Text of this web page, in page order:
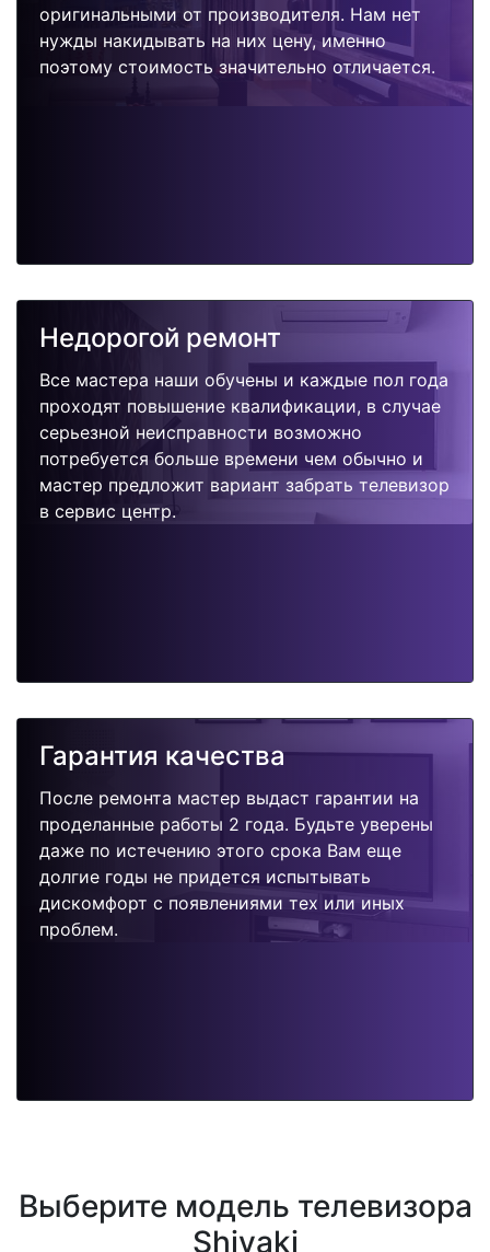
оригинальными от производителя. Нам нет
нужды накидывать на них цену, именно
поэтому стоимость значительно отличается.
Недорогой ремонт
Все мастера наши обучены и каждые пол года
проходят повышение квалификации, в случае
серьезной неисправности возможно
потребуется больше времени чем обычно и
мастер предложит вариант забрать телевизор
в сервис центр.
Гарантия качества
После ремонта мастер выдаст гарантии на
проделанные работы 2 года. Будьте уверены
даже по истечению этого срока Вам еще
долгие годы не придется испытывать
дискомфорт с появлениями тех или иных
проблем.
Выберите модель телевизора
Shivaki